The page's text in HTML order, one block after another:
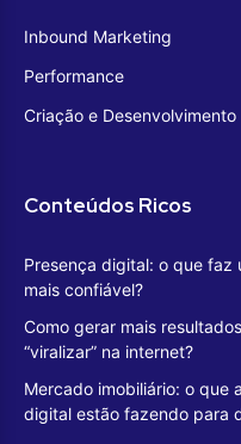
Inbound Marketing
Performance
Criação e Desenvolvimento
Conteúdos Ricos
Presença digital: o que faz
mais confiável?
Como gerar mais
“viralizar” na internet?
Mercado imobiliário: o que
digital estão fazendo para